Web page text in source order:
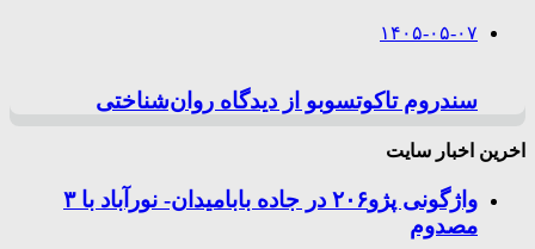
۱۴۰۵-۰۵-۰۷
سندروم تاکوتسوبو از دیدگاه روان‌شناختی
اخرین اخبار سایت
واژگونی پژو۲۰۶ در جاده بابامیدان- نورآباد با ۳
مصدوم